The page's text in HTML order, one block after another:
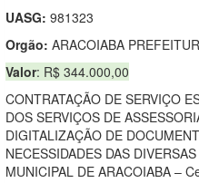
UASG: 981323
Orgão: ARACOIABA
Valor: R$ 344.000,00
CONTRATAÇÃO DE SERVIÇO
DOS SERVIÇOS DE
DIGITALIZAÇÃO DE
NECESSIDADES DAS
MUNICIPAL DE ARACOIABA –